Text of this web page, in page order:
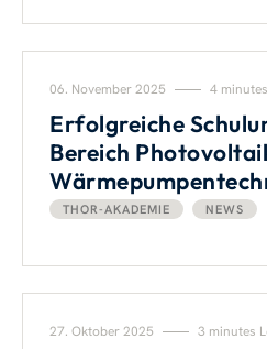
06. November 2025 4
Erfolgreiche
Bereich
THOR-AKADEMIE NEWS
27. Oktober 2025 3 minutes